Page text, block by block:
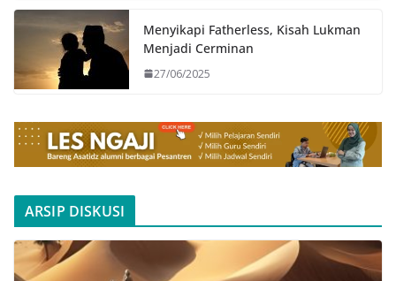
Menyikapi Fatherless, Kisah Lukman
Menjadi Cerminan
27/06/2025
ARSIP DISKUSI